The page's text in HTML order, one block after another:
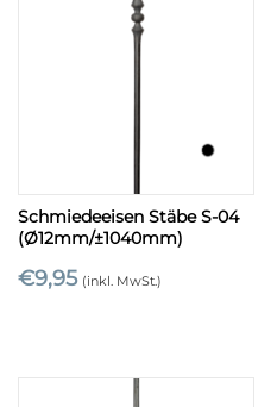
Schmiedeeisen Stäbe S-04
(Ø12mm/±1040mm)
€9,95 (inkl. MwSt.)